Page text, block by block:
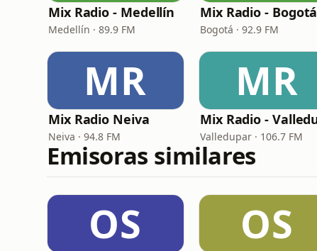
Mix Radio - Medellín
Medellín · 89.9 FM
Mix Radio - Bogotá
Bogotá · 92.9 FM
MR
Mix Radio Neiva
Neiva · 94.8 FM
MR
Valledupar · 106.7 FM
Emisoras similares
OS OS